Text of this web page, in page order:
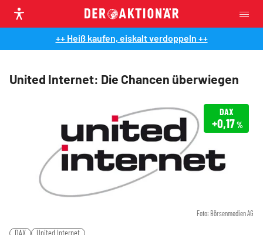
++ Heiß kaufen, eiskalt verdoppeln ++
United Internet: Die Chancen überwiegen
Foto: Börsenmedien AG
DAX
+0,17%
DAX United Internet